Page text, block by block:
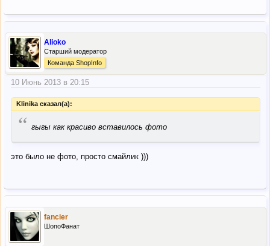
Alioko
Старший модератор
Команда ShopInfo
10 Июнь 2013 в 20:15
Klinika сказал(а):
“ гыгы как красиво вставилось фото
это было не фото, просто смайлик )))
fancier
ШопоФанат